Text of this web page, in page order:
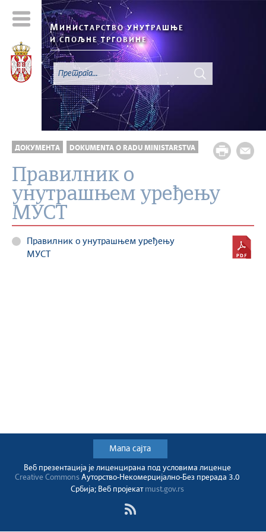
М ИНИСТАРСТВО УНУТРАШЊЕ
И СПОЉНЕ ТРГОВИНЕ
ДОКУМЕНТА DOKUMENTA O RADU MINISTARSTVA
Правилник о
унутрашњем уређењу
МУСТ
Правилник о унутрашњем уређењу
МУСТ
Мапа сајта
Веб презентација jе лиценциранa под условима лиценце
Creative CommonsАуторство-Некомерцијално-Без прерада 3.0
Србија; Веб пројекат must.gov.rs